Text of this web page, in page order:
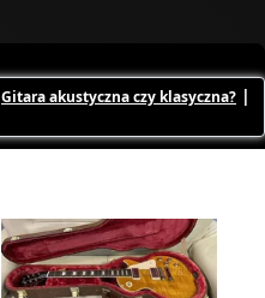
Gitara akustyczna czy klasyczna? |